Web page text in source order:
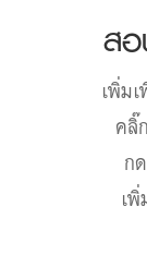
ส
เพิ่ม
คลิ๊
ก
เ